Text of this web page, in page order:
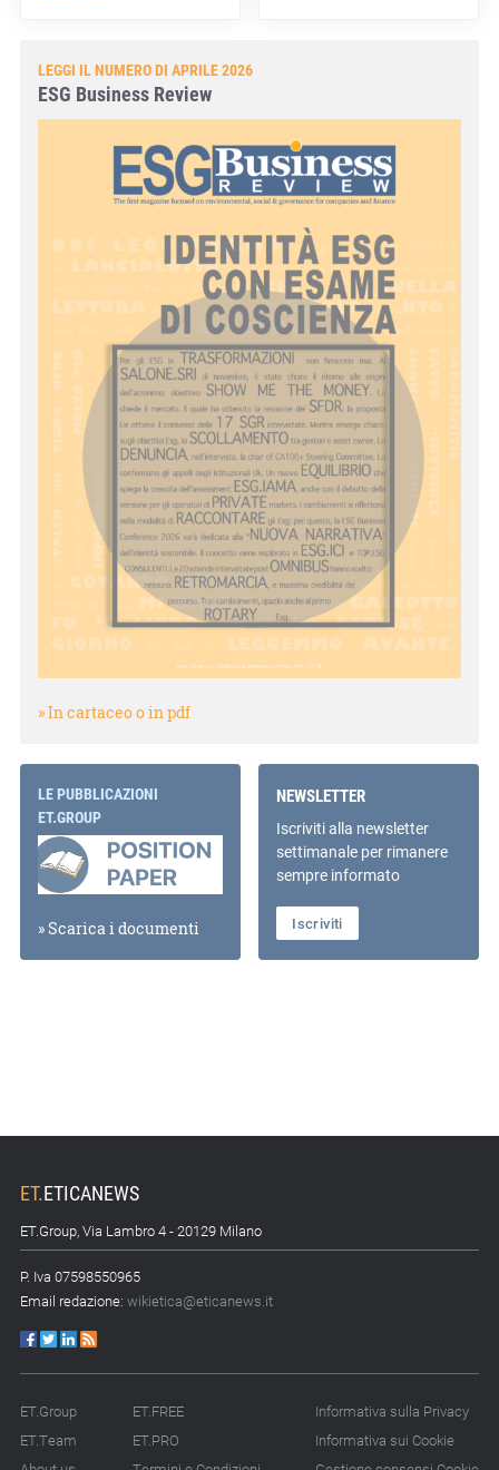
LEGGI IL NUMERO DI APRILE 2026
ESG Business Review
» In cartaceo o in pdf
LE PUBBLICAZIONI
ET.GROUP
» Scarica i documenti
NEWSLETTER
Iscriviti alla newsletter
settimanale per rimanere
sempre informato
Iscriviti
ET.ETICANEWS
ET.Group, Via Lambro 4 - 20129 Milano
P. Iva 07598550965
Email redazione: wikietica@eticanews.it
ET.Group
ET.Team
ET.FREE
ET.PRO
Informativa sulla Privacy
Informativa sui Cookie